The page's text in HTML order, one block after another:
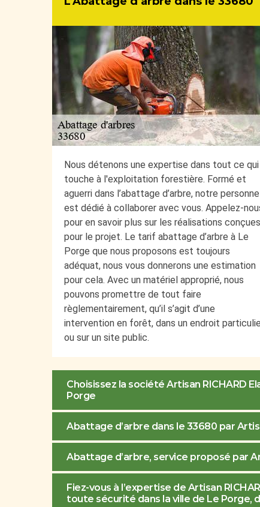
Nous détenons une expertise dans tout ce qui
touche à l'exploitation forestière. Formé et
aguerri dans l’abattage d’arbre, notre personnel
est dédié à collaborer avec vous. Appelez-
pour en savoir plus sur les réalisations conçues
pour le projet. Le tarif abattage d’arbre à Le
Porge que nous proposons est toujours
adéquat, nous vous donnerons une estimation
pour cela. Avec un matériel approprié, nous
pouvons promettre de tout faire
règlementairement, qu’il s’agit d’une
intervention en forêt, dans un endroit
ou sur un site public.
Choisissez la société Artisan RICHARD
Porge
Abattage d’arbre dans le 33680 par
Abattage d’arbre, service proposé par
Fiez-vous à l’expertise de Artisan
toute sécurité dans la ville de Le Porge,